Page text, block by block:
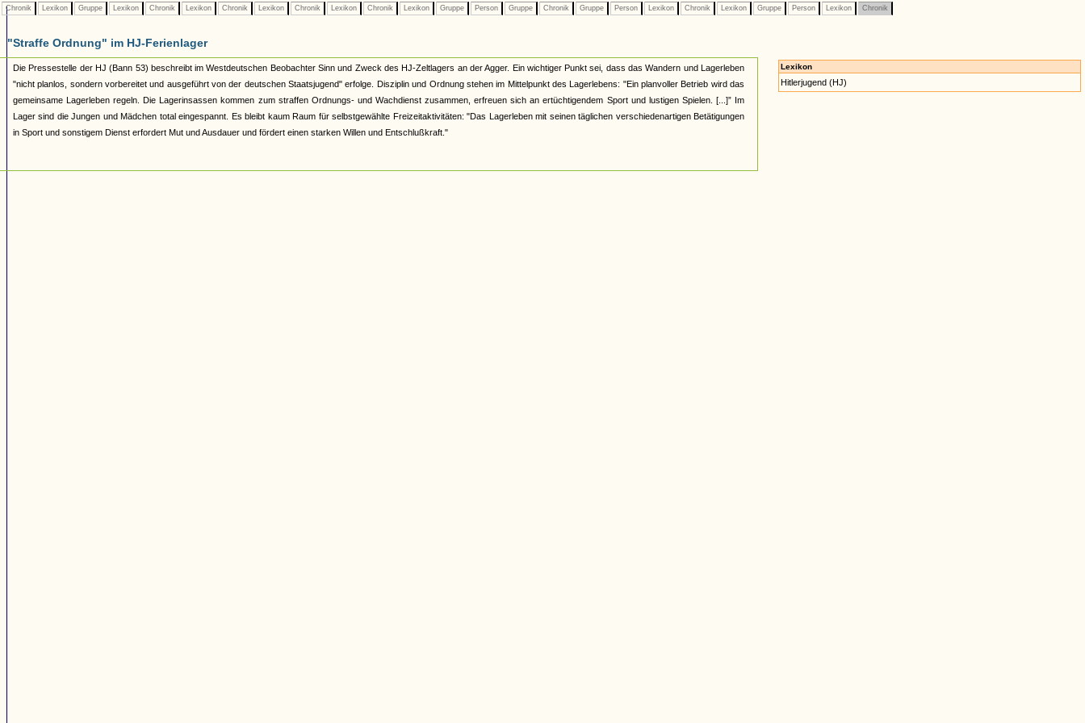
Chronik Lexikon Gruppe Lexikon Chronik Lexikon Chronik Lexikon Chronik Lexikon Chronik Lexikon Gruppe Person Gruppe Chronik Gruppe Person Lexikon Chronik Lexikon Gruppe Person Lexikon Chronik
"Straffe Ordnung" im HJ-Ferienlager
Die Pressestelle der HJ (Bann 53) beschreibt im Westdeutschen Beobachter Sinn und Zweck des HJ-Zeltlagers an der Agger. Ein wichtiger Punkt sei, dass das Wandern und Lagerleben
"nicht planlos, sondern vorbereitet und ausgeführt von der deutschen Staatsjugend" erfolge. Disziplin und Ordnung stehen im Mittelpunkt des Lagerlebens: "Ein planvoller Betrieb wird das
gemeinsame Lagerleben regeln. Die Lagerinsassen kommen zum straffen Ordnungs- und Wachdienst zusammen, erfreuen sich an ertüchtigendem Sport und lustigen Spielen. [...]” Im
Lager sind die Jungen und Mädchen total eingespannt. Es bleibt kaum Raum für selbstgewählte Freizeitaktivitäten: "Das Lagerleben mit seinen täglichen verschiedenartigen Betätigungen
in Sport und sonstigem Dienst erfordert Mut und Ausdauer und fördert einen starken Willen und Entschlußkraft."
Lexikon
Hitlerjugend (HJ)